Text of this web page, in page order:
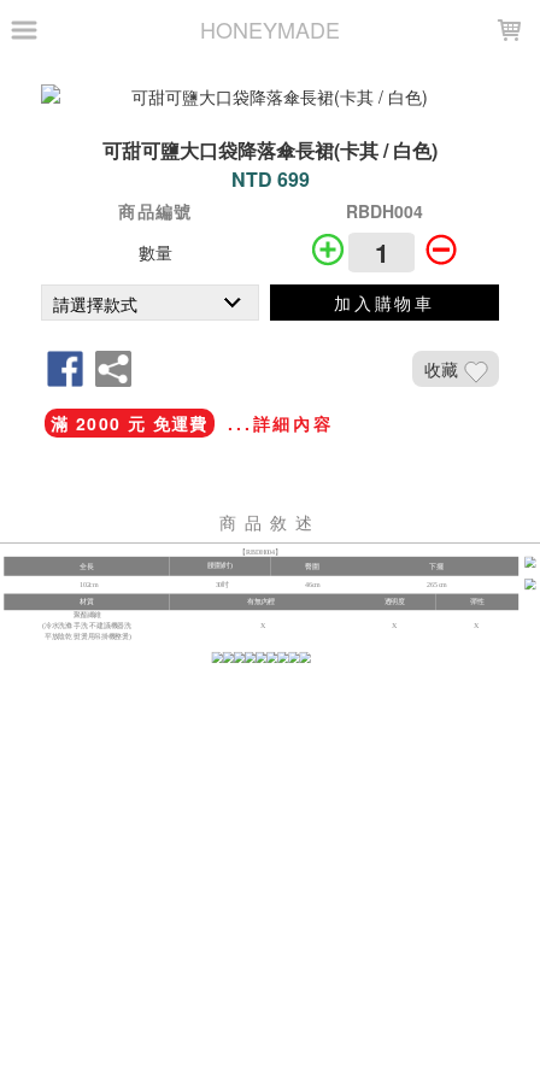
HONEYMADE
可甜可鹽大口袋降落傘長裙(卡其 / 白色)
NTD 699
商品編號
RBDH004
數量
加入購物車
收藏
滿 2000 元 免運費 ...詳細內容
商品敘述